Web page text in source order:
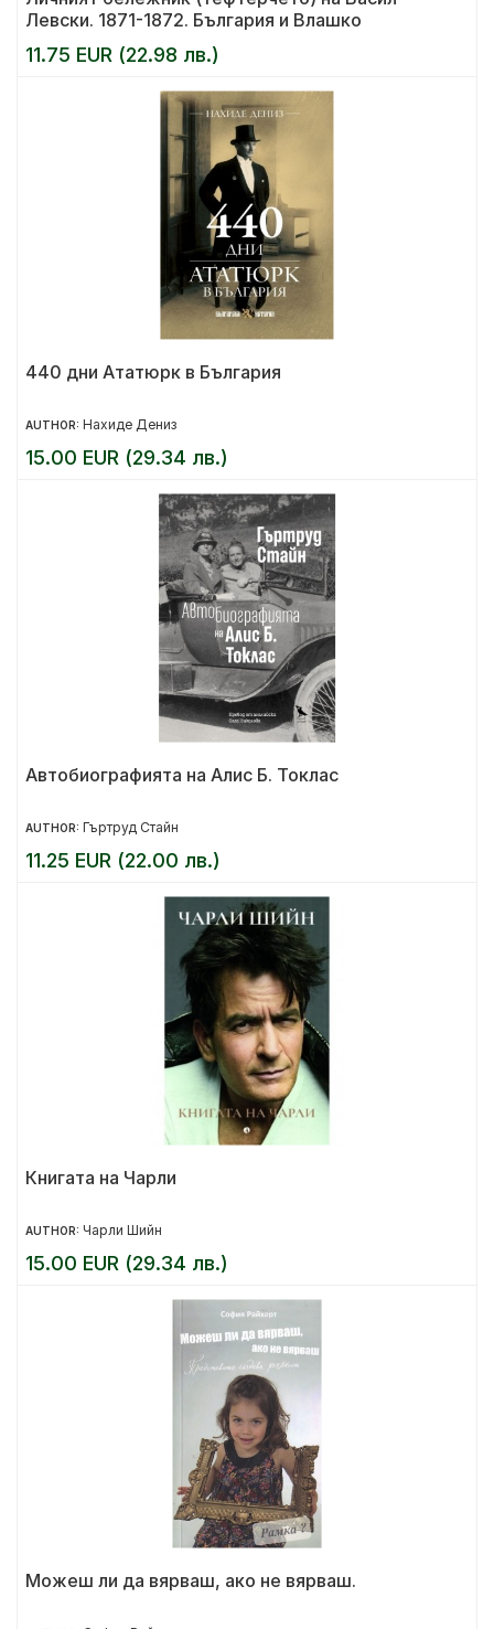
Левски. 1871-1872. България и Влашко
11.75 EUR (22.98 лв.)
440 дни Ататюрк в България
AUTHOR: Нахиде Дениз
15.00 EUR (29.34 лв.)
Автобиографията на Алис Б. Токлас
AUTHOR: Гъртруд Стайн
11.25 EUR (22.00 лв.)
Книгата на Чарли
AUTHOR: Чарли Шийн
15.00 EUR (29.34 лв.)
Можеш ли да вярваш, ако не вярваш.